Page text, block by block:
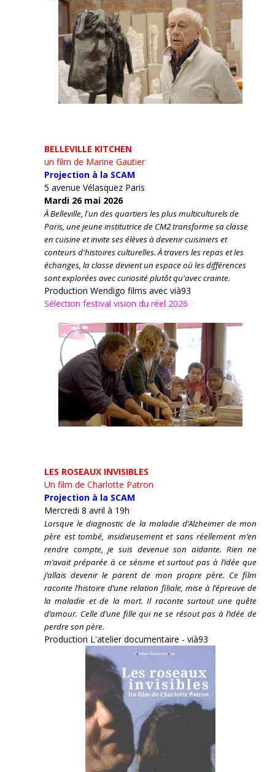
BELLEVILLE KITCHEN
un film de Marine Gautier
Projection à la SCAM
5 avenue Vélasquez Paris
Mardi 26 mai 2026
À Belleville, l'un des quartiers les plus multiculturels de
Paris, une jeune institutrice de CM2 transforme sa classe
en cuisine et invite ses élèves à devenir cuisiniers et
conteurs d'histoires culturelles.À travers les repas et les
échanges, la classe devient un espace où les différences
sont explorées avec curiosité plutôt qu'avec crainte.
Production Wendigo films avec vià93
Sélection festival vision du réel 2026
LES ROSEAUX INVISIBLES
Un film de Charlotte Patron
Projection à la SCAM
Mercredi 8 avril à 19h
Lorsque le diagnostic de la maladie d’Alzheimer de mon
père est tombé, insidieusement et sans réellement m’en
rendre compte, je suis devenue son aidante. Rien ne
m’avait préparée à ce séisme et surtout pas à l’idée que
j’allais devenir le parent de mon propre père. Ce film
raconte l’histoire d’une relation filiale, mise à l’épreuve de
la maladie et de la mort. Il raconte surtout une quête
d’amour. Celle d’une fille qui ne se résout pas à l’idée de
perdre son père.
Production L'atelier documentaire - vià93